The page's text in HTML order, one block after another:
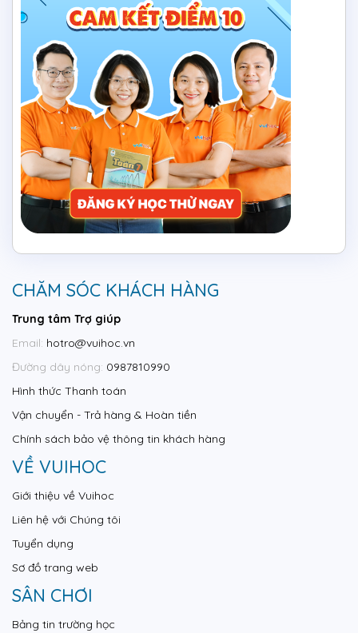
CHĂM SÓC KHÁCH HÀNG
Trung tâm Trợ giúp
Email: hotro@vuihoc.vn
Đường dây nóng: 0987810990
Hình thức Thanh toán
Vận chuyển - Trả hàng & Hoàn tiền
Chính sách bảo vệ thông tin khách hàng
VỀ VUIHOC
Giới thiệu về Vuihoc
Liên hệ với Chúng tôi
Tuyển dụng
Sơ đồ trang web
SÂN CHƠI
Bảng tin trường học